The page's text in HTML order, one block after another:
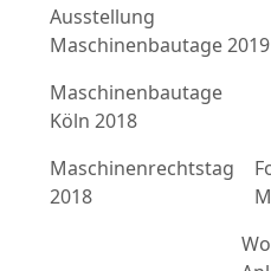
Ausstellung
Maschinenbautage 2019
Maschinenbautage
Köln 2018
Maschinenrechtstag
2018